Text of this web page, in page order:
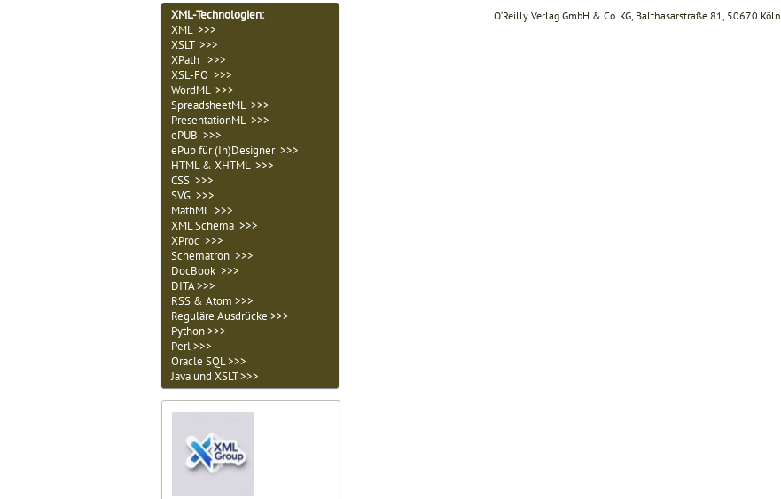
XML-Technologien:
XML >>>
XSLT >>>
XPath >>>
XSL-FO >>>
WordML >>>
SpreadsheetML >>>
PresentationML >>>
ePUB >>>
ePub für (In)Designer >>>
HTML & XHTML >>>
CSS >>>
SVG >>>
MathML >>>
XML Schema >>>
XProc >>>
Schematron >>>
DocBook >>>
DITA >>>
RSS & Atom >>>
Reguläre Ausdrücke >>>
Python >>>
Perl >>>
Oracle SQL >>>
Java und XSLT >>>
O’Reilly Verlag GmbH & Co. KG, Balthasarstraße 81, 50670 Köln,